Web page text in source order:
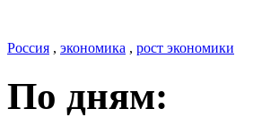
Россия , экономика , рост экономики
По дням: